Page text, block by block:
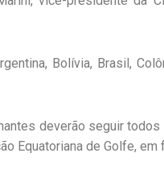
Bolívia, Brasil,
deverão seguir
Equatoriana de Golfe, em